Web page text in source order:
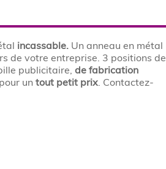
incassable. Un anneau en métal
de votre entreprise. 3 positions de
publicitaire,de fabrication
untout petit prix. Contactez-